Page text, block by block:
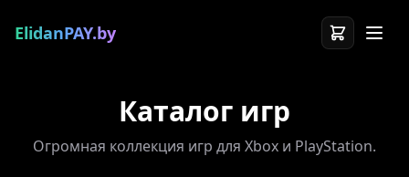
ElidanPAY.by
Каталог игр
Огромная коллекция игр для Xbox и PlayStation.